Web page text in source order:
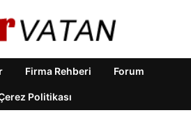
Firma Rehberi Forum
Politikası